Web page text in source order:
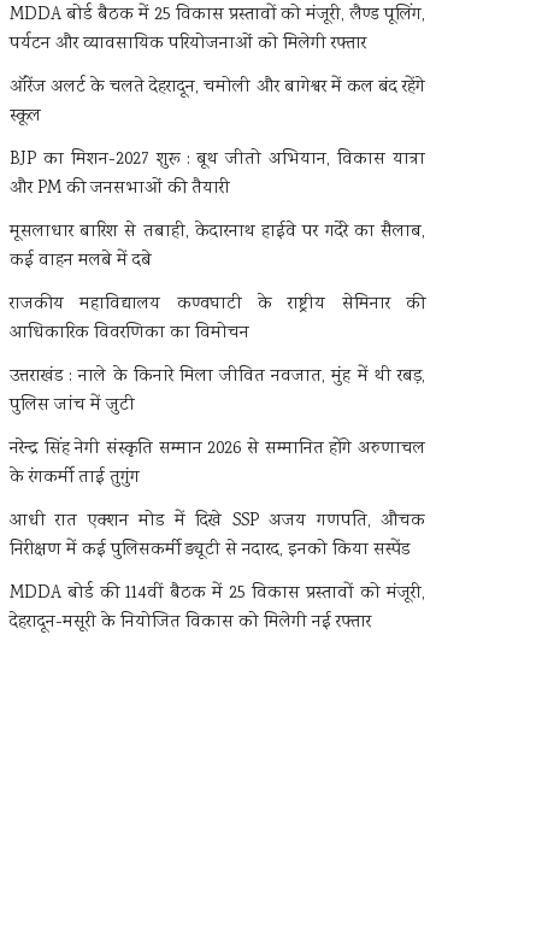
MDDA बोर्ड बैठक में 25 विकास प्रस्तावों को मंजूरी, लैण्ड पूलिंग,
पर्यटन और व्यावसायिक परियोजनाओं को मिलेगी रफ्तार
ऑरेंज अलर्ट के चलते देहरादून, चमोली और बागेश्वर में कल बंद रहेंगे
स्कूल
BJP का मिशन-2027 शुरू : बूथ जीतो अभियान, विकास यात्रा
और PM की जनसभाओं की तैयारी
मूसलाधार बारिश से तबाही, केदारनाथ हाईवे पर गदेरे का सैलाब,
कई वाहन मलबे में दबे
राजकीय महाविद्यालय कण्वघाटी के राष्ट्रीय सेमिनार की
आधिकारिक विवरणिका का विमोचन
उत्तराखंड : नाले के किनारे मिला जीवित नवजात, मुंह में थी रबड़,
पुलिस जांच में जुटी
नरेन्द्र सिंह नेगी संस्कृति सम्मान 2026 से सम्मानित होंगे अरुणाचल
के रंगकर्मी ताई तुगुंग
आधी रात एक्शन मोड में दिखे SSP अजय गणपति, औचक
निरीक्षण में कई पुलिसकर्मी ड्यूटी से नदारद, इनको किया सस्पेंड
MDDA बोर्ड की 114वीं बैठक में 25 विकास प्रस्तावों को मंजूरी,
देहरादून-मसूरी के नियोजित विकास को मिलेगी नई रफ्तार